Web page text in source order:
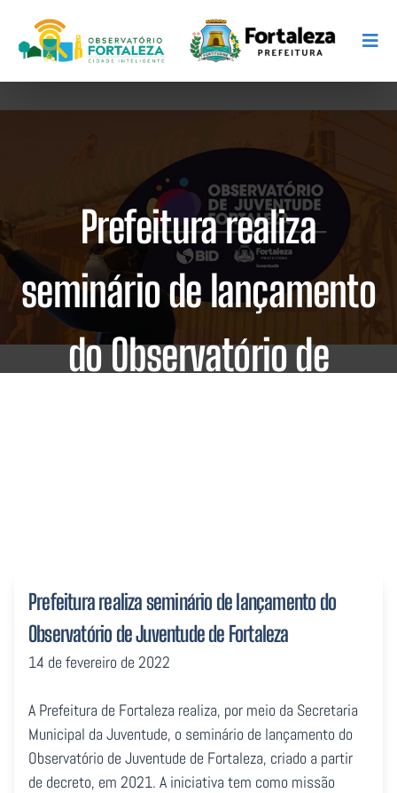
Prefeitura realiza
seminário de lançamento
do Observatório de
Prefeitura realiza seminário de lançamento do
Observatório de Juventude de Fortaleza
14 de fevereiro de 2022
A Prefeitura de Fortaleza realiza, por meio da Secretaria
Municipal da Juventude, o seminário de lançamento do
Observatório de Juventude de Fortaleza, criado a partir
de decreto, em 2021. A iniciativa tem como missão